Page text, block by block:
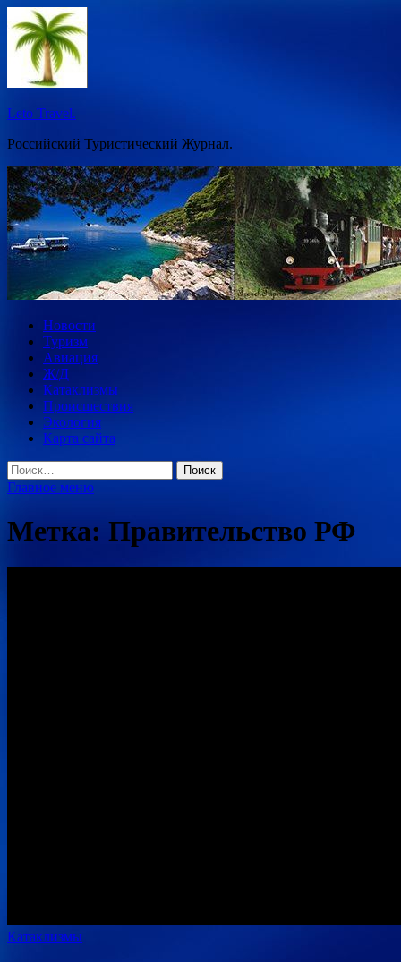
Перейти
к
содержимому
Leto Travel.
Российский Туристический Журнал.
Новости
Туризм
Авиация
Ж/Д
Катаклизмы
Происшествия
Экология
Карта сайта
Найти:
Главное меню
Метка: Правительство РФ
Катаклизмы